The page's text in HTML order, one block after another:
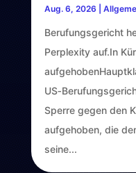
Aug. 6, 2026
Berufungsgericht
Perplexity auf.In
Sperre gegen den
aufgehoben, die
seine...